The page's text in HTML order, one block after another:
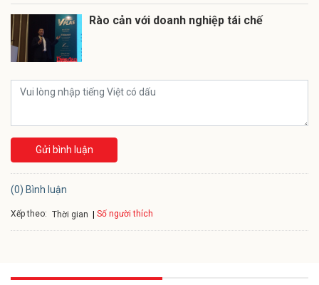
Rào cản với doanh nghiệp tái chế
Gửi bình luận
(0) Bình luận
Xếp theo: Thời gian Số người thích